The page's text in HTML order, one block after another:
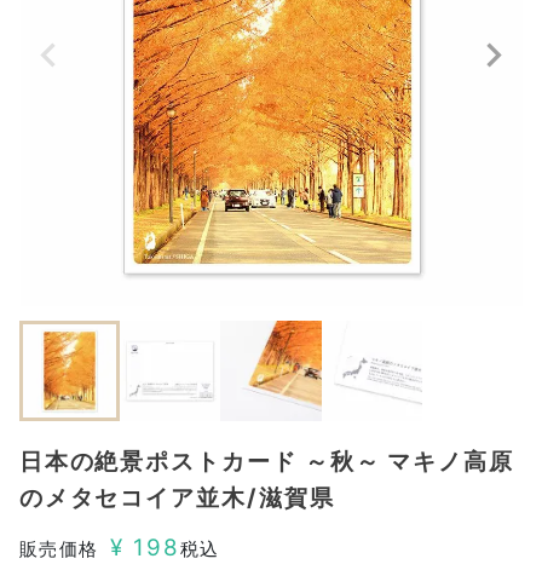
日本の絶景ポストカード ～秋～ マキノ高原
のメタセコイア並木/滋賀県
販売価格 ¥ 198税込